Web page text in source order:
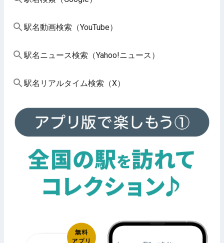
駅名動画検索（YouTube）
駅名ニュース検索（Yahoo!ニュース）
駅名リアルタイム検索（X）